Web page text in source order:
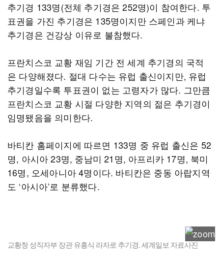
추기경 133명(전체 추기경은 252명)이 참여한다. 투
표권을 가진 추기경은 135명이지만 스페인과 케냐
추기경은 건강상 이유로 불참했다.
프란치스코 교황 재임 기간 전 세계 추기경의 국적
은 다양해졌다. 절대 다수는 유럽 출신이지만, 유럽
추기경일수록 투표권이 없는 고령자가 많다. 그만큼
프란치스코 교황 시절 다양한 지역의 젊은 추기경이
임명됐음을 의미한다.
바티칸 홈페이지에 따르면 133명 중 유럽 출신은 52
명, 아시아 23명, 중남미 21명, 아프리카 17명, 북미
16명, 오세아니아 4명이다. 바티칸은 중동 아랍지역
도 ‘아시아’로 분류했다.
교황청 성직자부 장관 유흥식 라자로 추기경. 세계일보 자료사진